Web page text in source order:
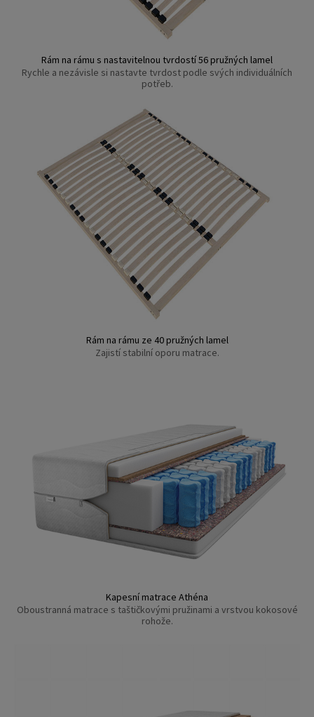
Rám na rámu s nastavitelnou tvrdostí 56 pružných lamel
Rychle a nezávisle si nastavte tvrdost podle svých individuálních
potřeb.
Rám na rámu ze 40 pružných lamel
Zajistí stabilní oporu matrace.
Kapesní matrace Athéna
Oboustranná matrace s taštičkovými pružinami a vrstvou kokosové
rohože.